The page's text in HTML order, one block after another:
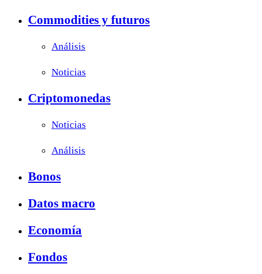
Commodities y futuros
Análisis
Noticias
Criptomonedas
Noticias
Análisis
Bonos
Datos macro
Economía
Fondos